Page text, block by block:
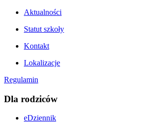
Aktualności
Statut szkoły
Kontakt
Lokalizacje
Regulamin
Dla rodziców
eDziennik